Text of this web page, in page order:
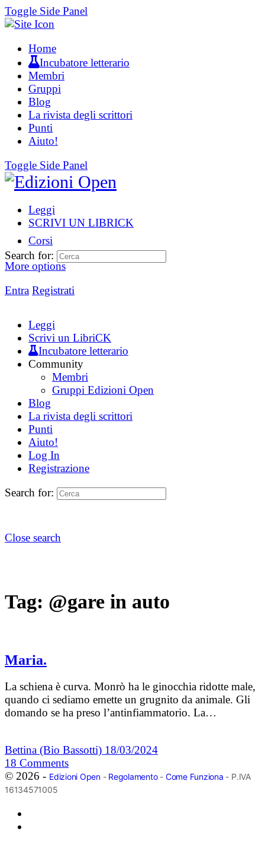
Toggle Side Panel
Home
Incubatore letterario
Membri
Gruppi
Blog
La rivista degli scrittori
Punti
Aiuto!
Toggle Side Panel
Leggi
SCRIVI UN LIBRICK
Corsi
More options
Entra Registrati
Search for:
Leggi
Scrivi un LibriCK
Incubatore letterario
Community
Membri
Gruppi Edizioni Open
Blog
La rivista degli scrittori
Punti
Aiuto!
Log In
Registrazione
Search for:
Close search
Tag: @gare in auto
Maria.
La schiena è curva. Monrò ha le ginocchia ridotte male,
quando ci sediamo emette un grugnito da animale. Gli
domando se ha preso l’antinfiammatorio. La…
Bettina (Bio Bassotti) 18/03/2024
18 Comments
© 2026 - Edizioni Open- Regolamento- Come Funziona - P.IVA
16134571005